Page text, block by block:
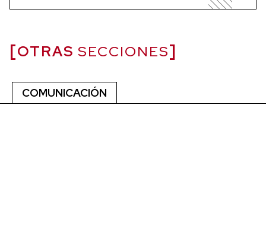
OTRAS SECCIONES
COMUNICACIÓN